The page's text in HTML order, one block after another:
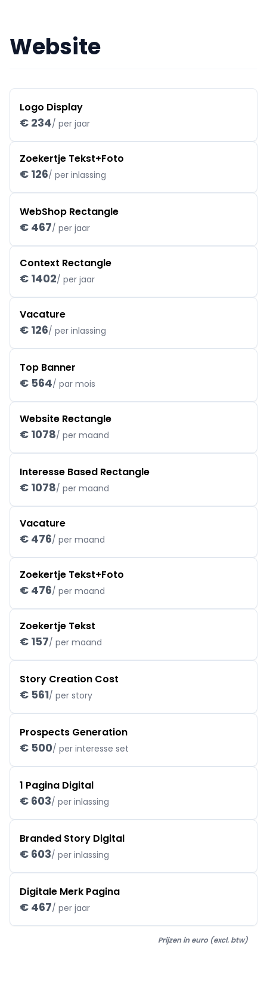
Website
Logo Display
€ 234/ per jaar
Zoekertje Tekst+Foto
€ 126/ per inlassing
WebShop Rectangle
€ 467/ per jaar
Context Rectangle
€ 1402/ per jaar
Vacature
€ 126/ per inlassing
Top Banner
€ 564/ par mois
Website Rectangle
€ 1078/ per maand
Interesse Based Rectangle
€ 1078/ per maand
Vacature
€ 476/ per maand
Zoekertje Tekst+Foto
€ 476/ per maand
Zoekertje Tekst
€ 157/ per maand
Story Creation Cost
€ 561/ per story
Prospects Generation
€ 500/ per interesse set
1 Pagina Digital
€ 603/ per inlassing
Branded Story Digital
€ 603/ per inlassing
Digitale Merk Pagina
€ 467/ per jaar
Prijzen in euro (excl. btw)